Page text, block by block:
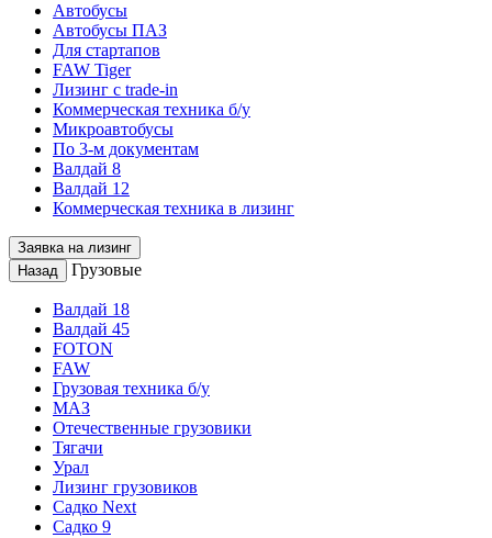
Автобусы
Автобусы ПАЗ
Для стартапов
FAW Tiger
Лизинг с trade-in
Коммерческая техника б/у
Микроавтобусы
По 3-м документам
Валдай 8
Валдай 12
Коммерческая техника в лизинг
Заявка на лизинг
Назад
Грузовые
Валдай 18
Валдай 45
FOTON
FAW
Грузовая техника б/у
МАЗ
Отечественные грузовики
Тягачи
Урал
Лизинг грузовиков
Садко Next
Садко 9